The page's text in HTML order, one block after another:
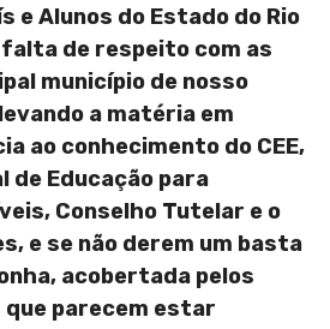
e Alunos do Estado do Rio
falta de respeito com as
município de nosso
a matéria em
ao conhecimento do CEE,
de Educação para
Conselho Tutelar e o
e se não derem um basta
acobertada pelos
que parecem estar